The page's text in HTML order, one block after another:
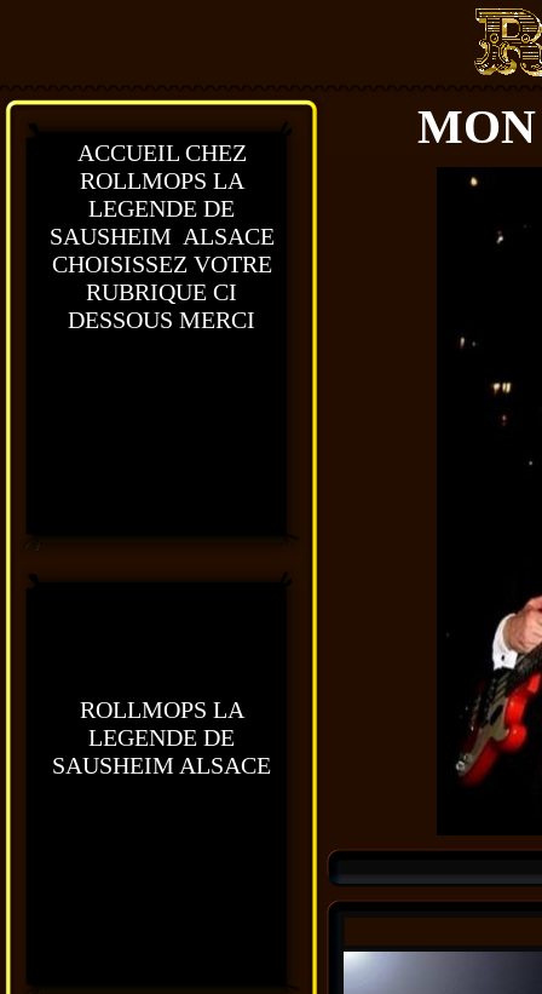
ACCUEIL CHEZ
ROLLMOPS LA
LEGENDE DE
SAUSHEIM ALSACE
CHOISISSEZ VOTRE
RUBRIQUE CI
DESSOUS MERCI
ROLLMOPS LA
LEGENDE DE
SAUSHEIM ALSACE